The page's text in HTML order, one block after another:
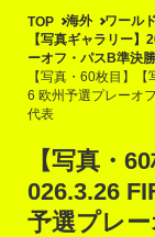
TOP 海外
ワール
【写真ギャラリー
ーオフ・パスB準決
【写真・60枚目】
6 欧州予選プレーオ
代表
【写真・
026.3.26
予選プレ